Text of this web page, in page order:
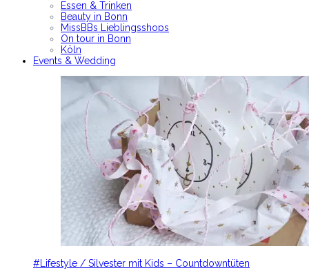
Essen & Trinken
Beauty in Bonn
MissBBs Lieblingsshops
On tour in Bonn
Köln
Events & Wedding
#Lifestyle / Silvester mit Kids – Countdowntüten